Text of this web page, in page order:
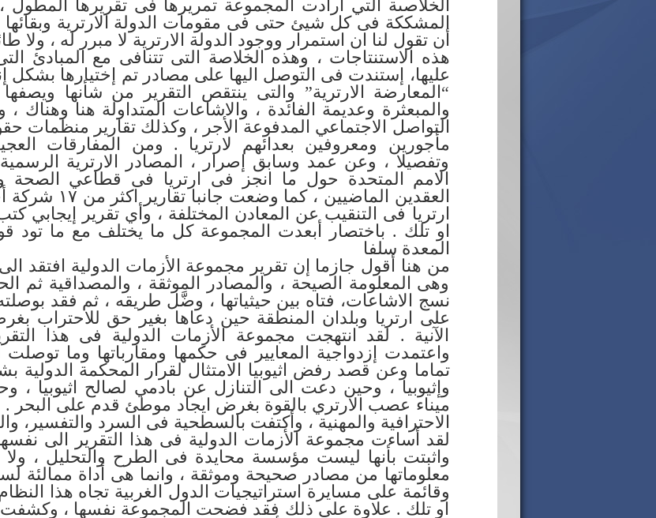
الخلاصىة التي أرادت المجموعة تمريرها فى تقريرها المطول
المشككة فى كل شيئ حتى فى مقومات الدولة الارترية وبقائها
أن تقول لنا ان استمرار ووجود الدولة الارترية لا مبرر له ، ولا
هذه الاستنتاجات ، وهذه الخلاصة التى تتنافى مع المبادئ
عليها، إستندت فى التوصل اليها على مصادر تم إختيارها بشكل
“المعارضة الارترية” والتى ينتقص التقرير من شأنها
والمبعثرة وعديمة الفائدة ، والاشاعات المتداولة هنا وهناك
التواصل الاجتماعي المدفوعة الأجر ، وكذلك تقارير منظمات
مأجورين ومعروفين بعدائهم لارتريا . ومن المفارقات
وتفصيلا ، وعن عمد وسابق إصرار ، المصادر الارترية
الامم المتحدة حول ما انجز فى ارتريا فى قطاعي الصحة
العقدين
ارتريا فى التنقيب عن المعادن المختلفة ، وأي تقرير إيجابي
او تلك . باختصار أبعدت المجموعة كل ما يختلف مع ما تود
المعدة سلفا
من هنا أقول جازما إن تقرير مجموعة الأزمات الدولية افتقد
وهى المعلومة الصيحة ، والمصادر الموثقة ، والمصداقية ثم
نسج الاشاعات، فتاه بين حيثياتها ، وضَّل طريقه ، ثم فقد
على ارتريا وبلدان المنطقة حين دعاها بغير حق للاحتراب
الآنية . لقد انتهجت مجموعة الأزمات الدولية فى هذا
واعتمدت إزدواجية المعايير فى حكمها ومقارباتها وما
تماما وعن قصد رفض اثيوبيا الامتثال لقرار المحكمة الدولية
وإثيوبيا ، وحين دعت الى التنازل عن بادمي لصالح اثيوبيا ،
ميناء عصب الارتري بالقوة بغرض ايجاد موطئ قدم على البحر
الاحترافية والمهنية ، وأكتفت بالسطحية فى السرد والتفسير،
لقد أساءت مجموعة الأزمات الدولية فى هذا التقرير الى
واثبتت بأنها ليست مؤسسة محايدة فى الطرح والتحليل ،
معلوماتها من مصادر صحيحة وموثقة ، وانما هى أداة ممالئة
وقائمة على مسايرة استراتيجيات الدول الغربية تجاه هذا
او تلك . علاوة على ذلك فقد فضحت المجموعة نفسها ،